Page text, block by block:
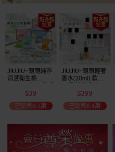
JIUJIU~親親一次
性旅行專用浴巾(1
$45
已銷售4.7萬
JIUJIU~親親旅行
專用厚感瞬吸乾
$39
已銷售3,606